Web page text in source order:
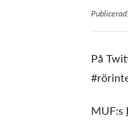
På
MUF:s